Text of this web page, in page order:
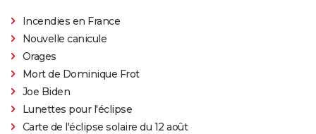
Incendies en France
Nouvelle canicule
Orages
Mort de Dominique Frot
Joe Biden
Lunettes pour l'éclipse
Carte de l'éclipse solaire du 12 août